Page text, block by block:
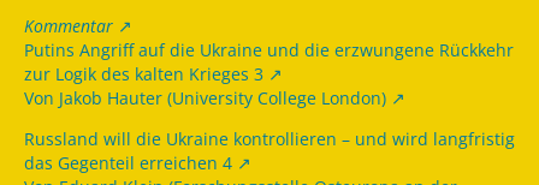
Kommentar
Putins Angriff auf die Ukraine und die erzwungene Rückkehr
zur Logik des kalten Krieges 3
Von Jakob Hauter (University College London)
Russland will die Ukraine kontrollieren – und wird langfristig
das Gegenteil erreichen 4